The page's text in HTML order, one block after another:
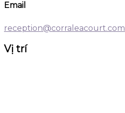
Email
reception@corraleacourt.com
Vị trí